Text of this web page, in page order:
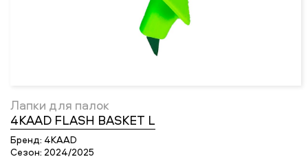
Лапки для палок
4KAAD FLASH BASKET L
Бренд: 4KAAD
Сезон: 2024/2025